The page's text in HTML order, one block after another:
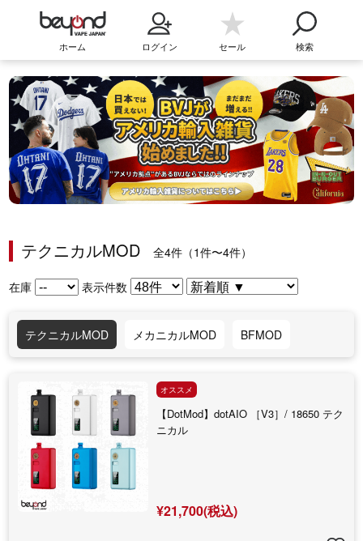
ホーム ログイン セール 検索
テクニカルMOD 全4件（1件〜4件）
在庫 表示件数
テクニカルMOD メカニカルMOD BFMOD
オススメ
【DotMod】dotAIO ［V3］/ 18650 テク
ニカル
¥21,700(税込)